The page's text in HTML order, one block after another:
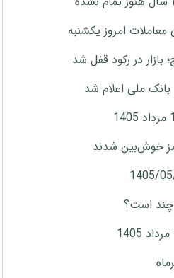
امروز یکشنبه
در رکود قفل شد
ملی اعلام شد
خوش‌بین شدند
چند است؟